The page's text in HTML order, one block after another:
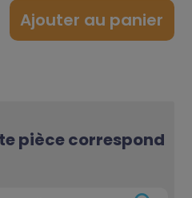
Ajouter au panier
pièce correspond